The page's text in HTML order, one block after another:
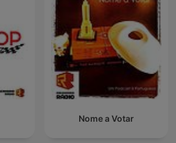
Nome a Votar